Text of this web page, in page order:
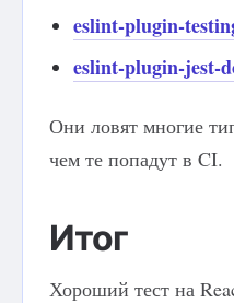
eslint-plugin-
eslint-plugin-jest-
Они ловят многие
чем те попадут в CI.
Итог
Хороший тест на